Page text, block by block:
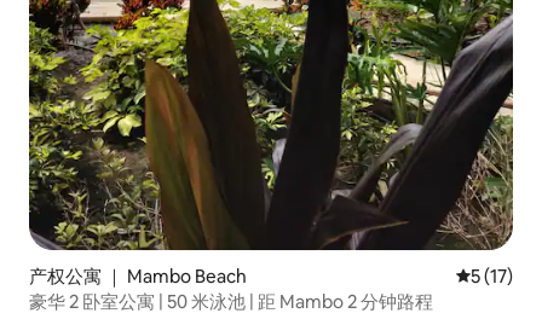
产权公寓 ｜ Mambo Beach 平均评分
5 (17)
豪华 2 卧室公寓 | 50 米泳池 | 距 Mambo 2 分钟路程